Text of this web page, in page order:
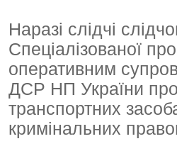
Наразі слідчі
Спеціалізованої
оперативним
ДСР НП України
транспортних
кримінальних